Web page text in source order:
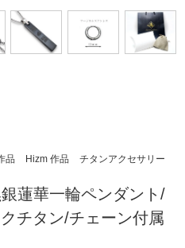
品 Hizm 作品 チタンアクセサリー
蓮華一輪ペンダント/
チタン/チェーン付属